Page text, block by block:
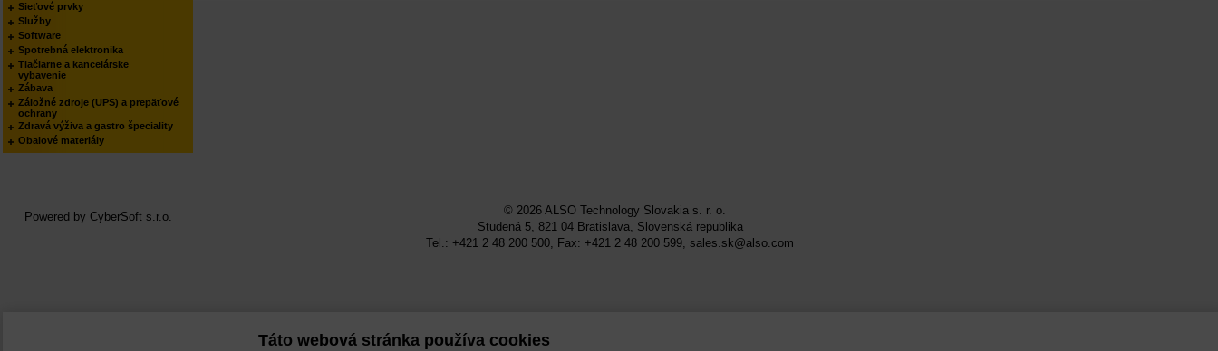
Sieťové prvky
Služby
Software
Spotrebná elektronika
Tlačiarne a kancelárske
vybavenie
Zábava
Záložné zdroje (UPS) a prepäťové
ochrany
Zdravá výživa a gastro špeciality
Obalové materiály
Powered by CyberSoft s.r.o. © 2026 ALSO Technology Slovakia s. r. o.
Studená 5, 821 04 Bratislava, Slovenská republika
Tel.: +421 2 48 200 500, Fax: +421 2 48 200 599, sales.sk@also.com
Táto webová stránka používa cookies